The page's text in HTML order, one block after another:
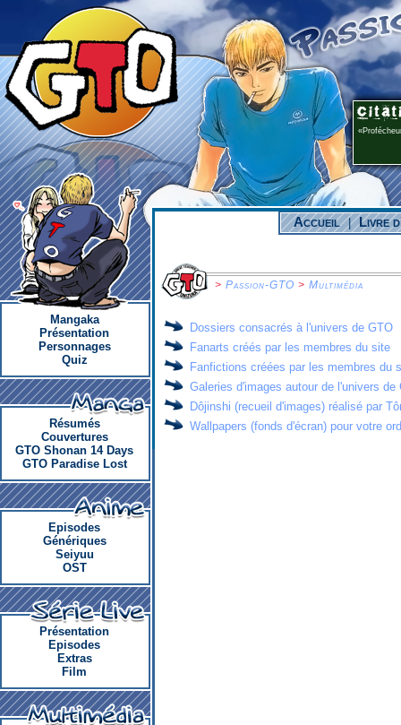
Mangaka
Présentation
Personnages
Quiz
Résumés
Couvertures
GTO Shonan 14 Days
GTO Paradise Lost
Episodes
Génériques
Seiyuu
OST
Présentation
Episodes
Extras
Film
Accueil | Livre
> Passion-GTO > Multimédia
Dossiers consacrés à l'univers de GTO
Fanarts créés par les membres du site
Fanfictions créées par les membres du
Galeries d'images autour de l'univers de
Dôjinshi (recueil d'images) réalisé par
Wallpapers (fonds d'écran) pour votre